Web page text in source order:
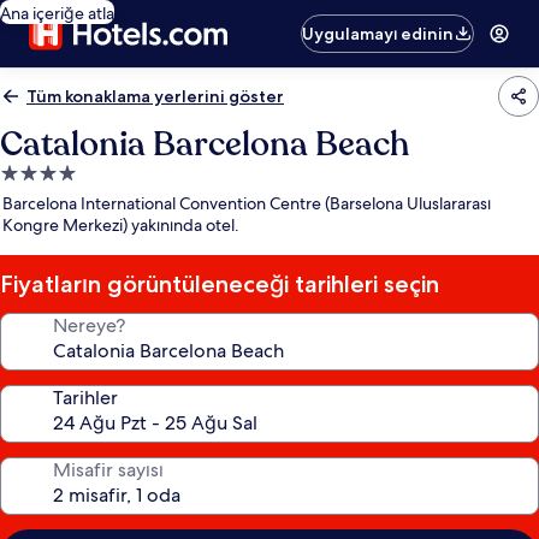
Ana içeriğe atla
Uygulamayı edinin
Tüm konaklama yerlerini göster
Catalonia Barcelona Beach
4.0
yıldızlı
konaklama
yeri
Barcelona International Convention Centre (Barselona Uluslararası
Kongre Merkezi) yakınında otel.
Fiyatların görüntüleneceği tarihleri seçin
Nereye?
Tarihler
Misafir sayısı